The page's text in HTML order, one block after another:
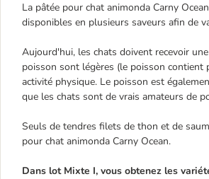
La pâtée pour chat animonda Carny
disponibles en plusieurs saveurs afin de
Aujourd'hui, les chats doivent recevoir
poisson sont légères (le poisson
activité physique. Le poisson est
que les chats sont de vrais amateurs de
Seuls de tendres filets de thon et de
pour chat animonda Carny Ocean.
Dans lot Mixte I, vous obtenez les